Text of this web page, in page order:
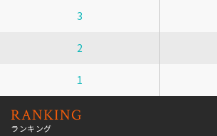
3
2
1
RANKING
ランキング